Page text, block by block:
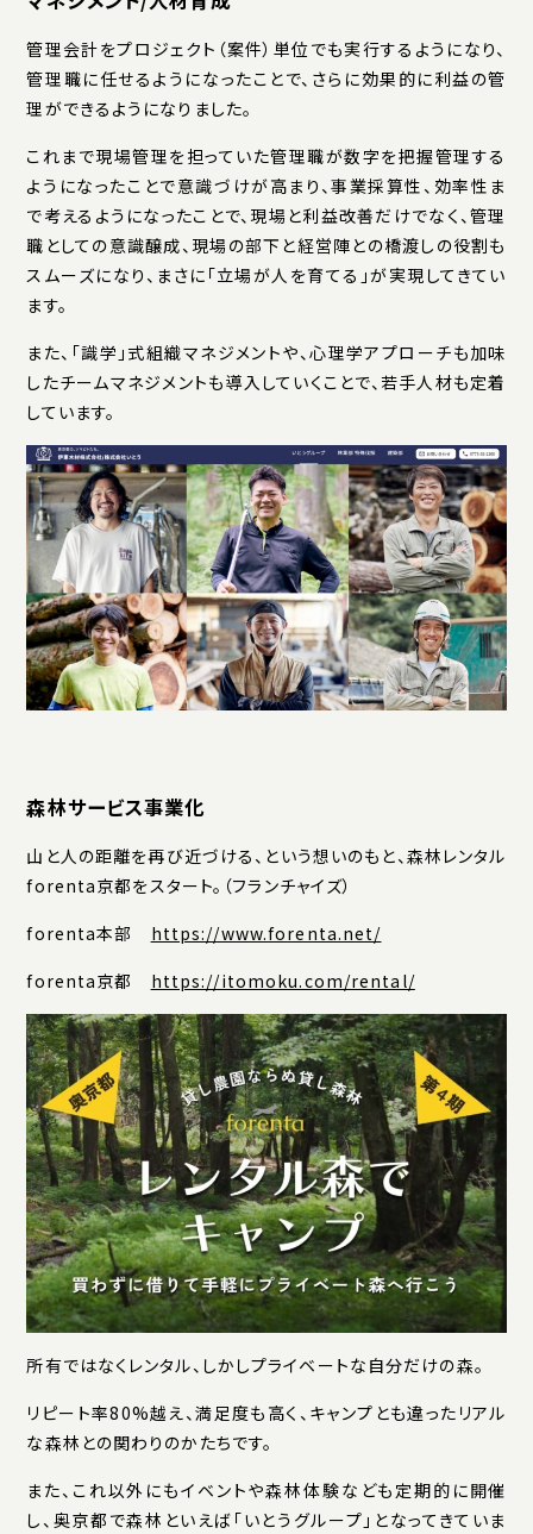
管理会計をプロジェクト（案件）単位でも実行するようになり、
管理職に任せるようになったことで、さらに効果的に利益の管
理ができるようになりました。
これまで現場管理を担っていた管理職が数字を把握管理する
ようになったことで意識づけが高まり、事業採算性、効率性ま
で考えるようになったことで、現場と利益改善だけでなく、管理
職としての意識醸成、現場の部下と経営陣との橋渡しの役割も
スムーズになり、まさに「立場が人を育てる」が実現してきてい
ます。
また、「識学」式組織マネジメントや、心理学アプローチも加味
したチームマネジメントも導入していくことで、若手人材も定着
しています。
森林サービス事業化
山と人の距離を再び近づける、という想いのもと、森林レンタル
forenta京都をスタート。（フランチャイズ）
forenta本部 https://www.forenta.net/
forenta京都 https://itomoku.com/rental/
所有ではなくレンタル、しかしプライベートな自分だけの森。
リピート率80%越え、満足度も高く、キャンプとも違ったリアル
な森林との関わりのかたちです。
また、これ以外にもイベントや森林体験なども定期的に開催
し、奥京都で森林といえば「いとうグループ」となってきていま